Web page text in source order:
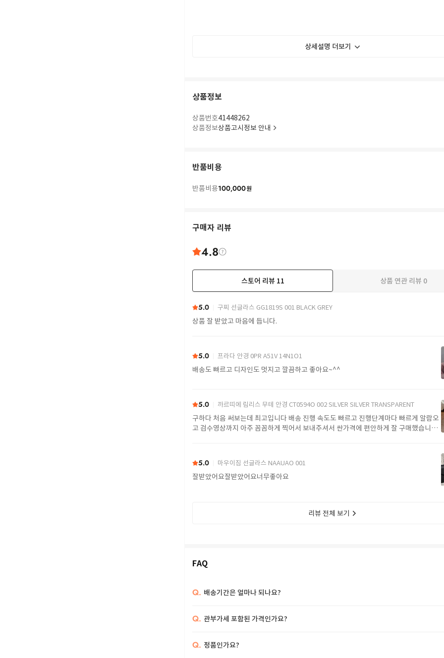
상세설명 더보기
상품정보
상품번호41448262
상품정보상품고시정보 안내
반품비용
반품비용100,000원
구매자 리뷰
4.8
스토어 리뷰 11 상품 연관 리뷰 0
5.0 구찌 선글라스 GG1819S 001 BLACK GREY
상품 잘 받았고 마음에 듭니다.
5.0 프라다 안경 0PR A51V 14N1O1
배송도 빠르고 디자인도 멋지고 깔끔하고 좋아요~^^
5.0 까르띠에 림리스 무테 안경 CT0594O 002 SILVER SILVER TRANSPARENT
구하다 처음 써보는데 최고입니다 배송 진행 속도도 빠르고 진행단계마다 빠르게 알람오
고 검수영상까지 아주 꼼꼼하게 찍어서 보내주셔서 싼가격에 편안하게 잘 구매했습니다.
5.0 마우이짐 선글라스 NAAUAO 001
잘받았어요잘받았어요너무좋아요
리뷰 전체 보기
FAQ
Q. 배송기간은 얼마나 되나요?
Q. 관부가세 포함된 가격인가요?
Q. 정품인가요?